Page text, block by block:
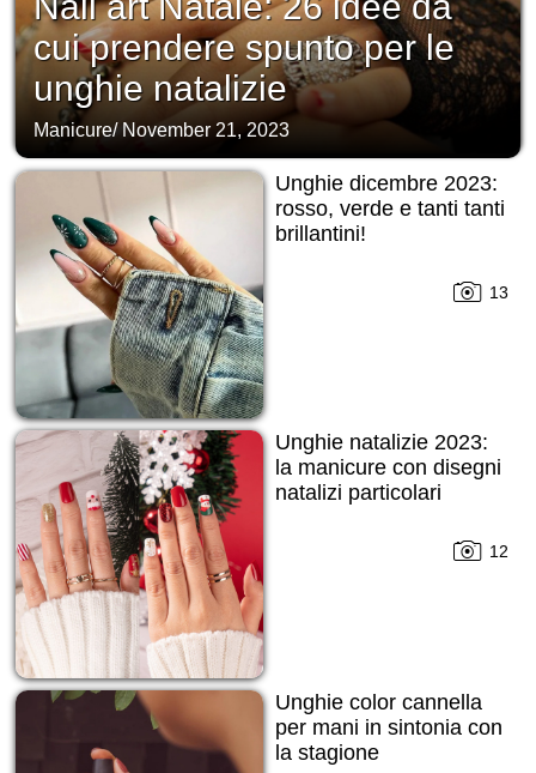
cui prendere spunto per le
unghie natalizie
Manicure/ November 21, 2023
Unghie dicembre 2023:
rosso, verde e tanti tanti
brillantini!
13
Unghie natalizie 2023:
la manicure con disegni
natalizi particolari
12
Unghie color cannella
per mani in sintonia con
la stagione